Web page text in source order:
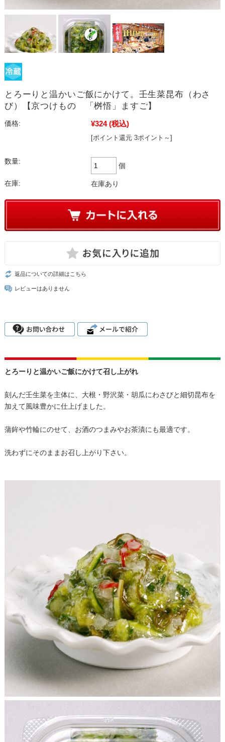
とろーりと温かいご飯にかけて。壬生菜昆布（わさ
び）【京つけもの 「桝悟」ますご】
価格: ¥324 (税込)
[ポイント還元 3ポイント～]
数量:
個
在庫: 在庫あり
返品についての詳細はこちら
レビューはありません
とろーりと温かいご飯にかけて召し上がれ
刻んだ壬生菜を主体に、大根・野沢菜・胡瓜にわさびと細切昆布を
加えて風味豊かに仕上げました。
蒲鉾や竹輪にのせて、お酒のつまみやお茶漬にも最適です。
洗わずにそのままお召し上がり下さい。